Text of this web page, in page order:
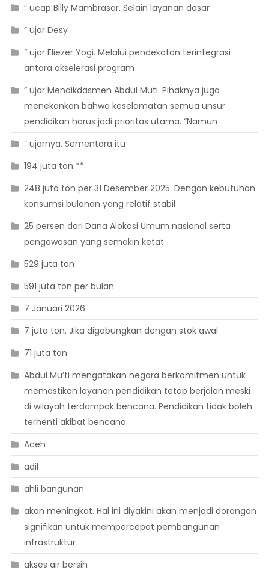
” ucap Billy Mambrasar. Selain layanan dasar
” ujar Desy
” ujar Eliezer Yogi. Melalui pendekatan terintegrasi
antara akselerasi program
” ujar Mendikdasmen Abdul Muti. Pihaknya juga
menekankan bahwa keselamatan semua unsur
pendidikan harus jadi prioritas utama. “Namun
” ujarnya. Sementara itu
194 juta ton.**
248 juta ton per 31 Desember 2025. Dengan kebutuhan
konsumsi bulanan yang relatif stabil
25 persen dari Dana Alokasi Umum nasional serta
pengawasan yang semakin ketat
529 juta ton
591 juta ton per bulan
7 Januari 2026
7 juta ton. Jika digabungkan dengan stok awal
71 juta ton
Abdul Mu’ti mengatakan negara berkomitmen untuk
memastikan layanan pendidikan tetap berjalan meski
di wilayah terdampak bencana. Pendidikan tidak boleh
terhenti akibat bencana
Aceh
adil
ahli bangunan
akan meningkat. Hal ini diyakini akan menjadi dorongan
signifikan untuk mempercepat pembangunan
infrastruktur
akses air bersih